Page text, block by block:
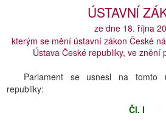
ÚSTAVNĺ
ze dne 18. října
kterým se mění ústavní zákon České
Ústava České republiky, ve znění
Parlament se usnesl na tomto
republiky:
Čl. I